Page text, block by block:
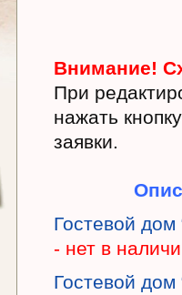
Внимание!
При
нажать
заявки.
Гостевой дом
- нет в
Гостевой дом